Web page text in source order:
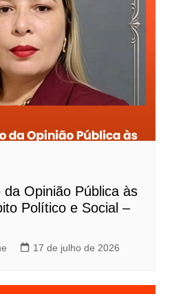
Opinião Pública às
Político e Social –
17 de julho de 2026